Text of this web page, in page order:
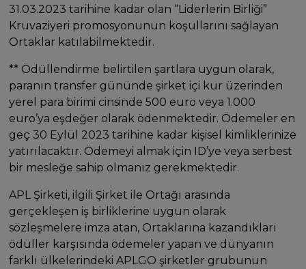
31.03.2023 tarihine kadar olan “Liderlerin Birliği”
Kruvaziyeri promosyonunun koşullarını sağlayan
Ortaklar katılabilmektedir.
** Ödüllendirme belirtilen şartlara uygun olarak,
paranın transfer gününde şirket içi kur üzerinden
yerel para birimi cinsinde 500 euro veya 1.000
euro’ya eşdeğer olarak ödenmektedir. Ödemeler en
geç 30 Eylül 2023 tarihine kadar kişisel kimliklerinize
yatırılacaktır. Ödemeyi almak için ID’ye veya serbest
bir mesleğe sahip olmanız gerekmektedir.
APL Şirketi, ilgili Şirket ile Ortağı arasında
gerçekleşen iş birliklerine uygun olarak
sözleşmelere imza atan, Ortaklarına kazandıkları
ödüller karşısında ödemeler yapan ve dünyanın
farklı ülkelerindeki APLGO şirketler grubunun